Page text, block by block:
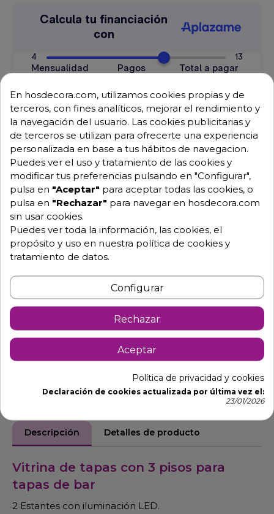
Envío GRATUITO a partir de 500 € (IVA excl.)
Equipo de expertos a tu servicio.
Garantía mínima de 1 año.
Pago 100% seguro.
Consulta tus dudas con nosotros.
976 25 59 91
info@hosdecora.com
Pide tu presupuesto
Descripción Detalles de producto
Vitrina de tapas con 3 pisos para
tapas de bar
2 Estantes con iluminación LED.
En hosdecora.com, utilizamos cookies propias y de
terceros, con fines analíticos, mejorar el rendimiento y
la navegación del usuario. Las cookies publicitarias y
de terceros se utilizan para ofrecerte una experiencia
personalizada en base a tus hábitos de navegacion.
Puedes ver el uso y tratamiento de las cookies y
modificar tus preferencias pulsando en "Configurar",
pulsa en "Aceptar" para aceptar todas las cookies, o
pulsa en "Rechazar" para navegar en hosdecora.com
sin usar cookies.
Puedes ver toda la información, las cookies, el
propósito y uso en nuestra política de cookies y
tratamiento de datos.
Configurar
Rechazar
Aceptar
Política de privacidad y cookies
Declaración de cookies actualizada por última vez el:
23/01/2026